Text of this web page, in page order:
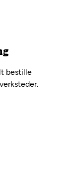
bestille